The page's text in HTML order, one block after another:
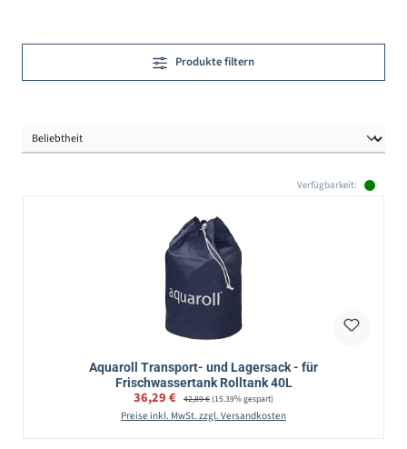
Produkte filtern
Verfügbarkeit:
Aquaroll Transport- und Lagersack - für
Frischwassertank Rolltank 40L
Verkaufspreis:
36,29 € Regulärer Preis:
42,89 €(15.39% gespart)
Preise inkl. MwSt. zzgl. Versandkosten